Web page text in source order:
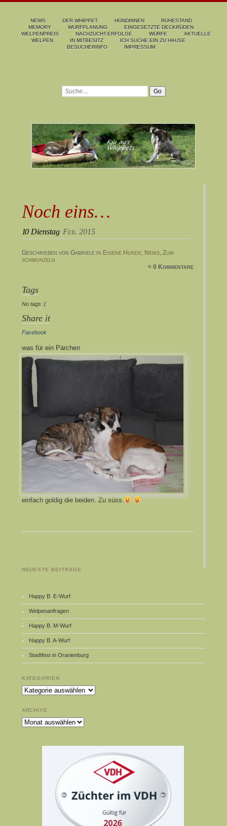
NEWS DER WHIPPET HÜNDINNEN
RUHESTAND
MEMORY
WURFPLANUNG
EINGESETZTE DECKRÜDEN
WELPENPREIS
NACHZUCHT-ERFOLGE WÜRFE
AKTUELLE
WELPEN
IN MITBESITZ
ICH SUCHE EIN ZU HAUSE
BESUCHERINFO
IMPRESSUM
Noch eins…
10 Dienstag Feb. 2015
Geschrieben von Gabriele in Eigene Hunde, News, Zum
schmunzeln
≈ 0 Kommentare
Tags
No tags :(
Share it
Facebook
was für ein Pärchen
einfach goldig die beiden. Zu süss.
NEUESTE BEITRÄGE
Happy B. E-Wurf
Welpenanfragen
Happy B. M-Wurf
Happy B. A-Wurf
Stadtfest in Oranienburg
KATEGORIEN
Kategorien
ARCHIVE
Archive